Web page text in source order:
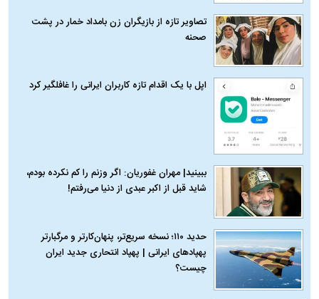
تصاویر تازه از بازیگران زن بامداد خمار در پشت
صحنه
اپل با یک اقدام تازه کاربران ایرانی را غافلگیر کرد
ببینید| مهران غفوریان: اگر وزنم را کم نکرده بودم،
شاید قبل از اکبر عبدی از دنیا می‌رفتم!
حدید ۱۱۰؛ نسخه سریع‌تر، پنهان‌کارتر و مرگبارتر
پهپادهای ایرانی | پهپاد انتحاری جدید ایران
چیست؟